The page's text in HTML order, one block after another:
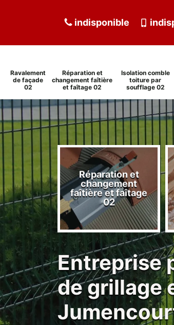
indisponible
Ravalement
de façade
02
Réparation et
changement faîtière
et faîtage 02
Isolation comble
toiture par
soufflage 02
de
02
Réparation et
changement
faîtière et faîtage
02
Entreprise
de grillage